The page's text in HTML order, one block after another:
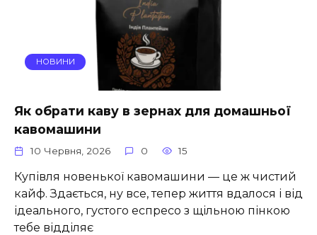
НОВИНИ
Як обрати каву в зернах для домашньої
кавомашини
10 Червня, 2026 0 15
Купівля новенької кавомашини — це ж чистий
кайф. Здається, ну все, тепер життя вдалося і від
ідеального, густого еспресо з щільною пінкою
тебе відділяє